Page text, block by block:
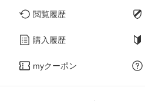
閲覧履歴
購入履歴
myクーポン